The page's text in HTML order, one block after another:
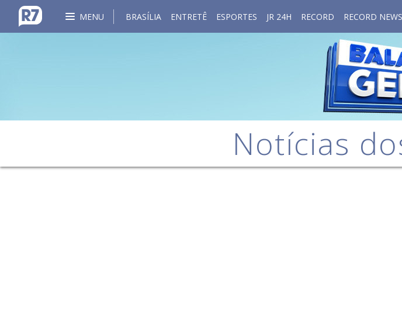
MENU BRASÍLIA ENTRETÊ ESPORTES JR 24H RECORD RECORD NEWS
Notícias